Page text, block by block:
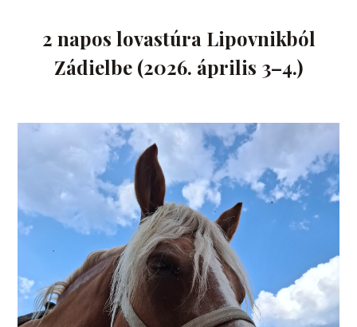
2 napos lovastúra Lipovnikból
Zádielbe (2026. április 3–4.)